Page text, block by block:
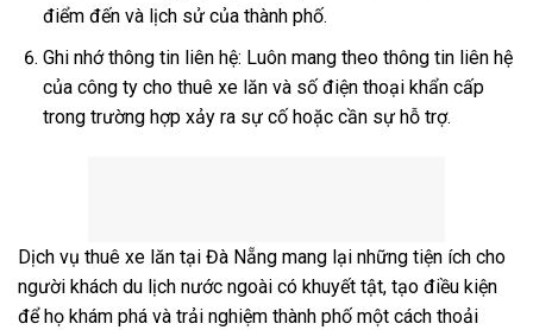
điểm đến và lịch sử của thành phố.
Ghi nhớ thông tin liên hệ: Luôn mang theo thông tin liên hệ
của công ty cho thuê xe lăn và số điện thoại khẩn cấp
trong trường hợp xảy ra sự cố hoặc cần sự hỗ trợ.
Dịch vụ thuê xe lăn tại Đà Nẵng mang lại những tiện ích cho
người khách du lịch nước ngoài có khuyết tật, tạo điều kiện
để họ khám phá và trải nghiệm thành phố một cách thoải